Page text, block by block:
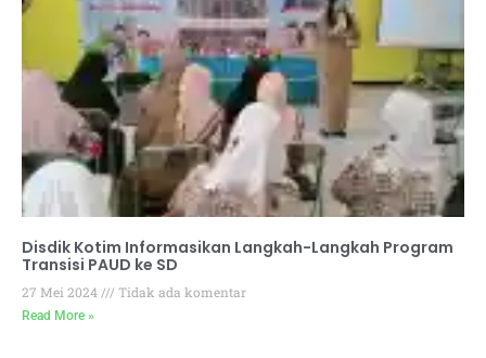
Disdik Kotim Informasikan Langkah-Langkah Program
Transisi PAUD ke SD
27 Mei 2024 Tidak ada komentar
Read More »